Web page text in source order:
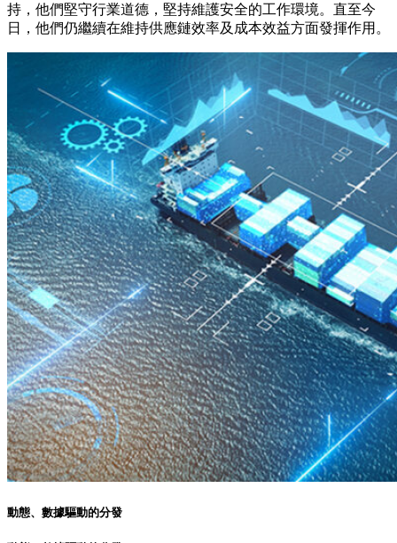
持，他們堅守行業道德，堅持維護安全的工作環境。直至今
日，他們仍繼續在維持供應鏈效率及成本效益方面發揮作用。
動態、數據驅動的分發